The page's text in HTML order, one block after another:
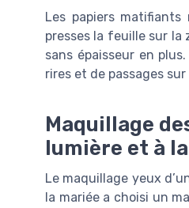
Les papiers
presses la feuille sur
sans épaisseur en
rires et de passages sur
Maquillage
lumière et à
Le maquillage yeux
la mariée a choisi un